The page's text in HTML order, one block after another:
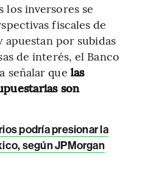
inversores se
fiscales de
apuestan por subidas
de interés, el Banco
señalar que las
son
podría presionar la
según JPMorgan